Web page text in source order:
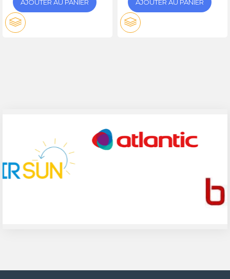
AJOUTER AU PANIER AJOUTER AU PANIER